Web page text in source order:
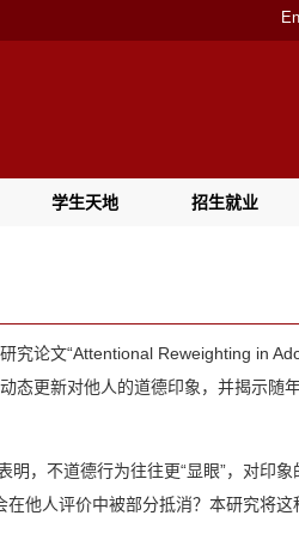
学生天地 招生就业
究论文“Attentional Reweighting in
更新对他人的道德印象，并揭示随
，不道德行为往往更“显眼”，对印
他人评价中被部分抵消？本研究将